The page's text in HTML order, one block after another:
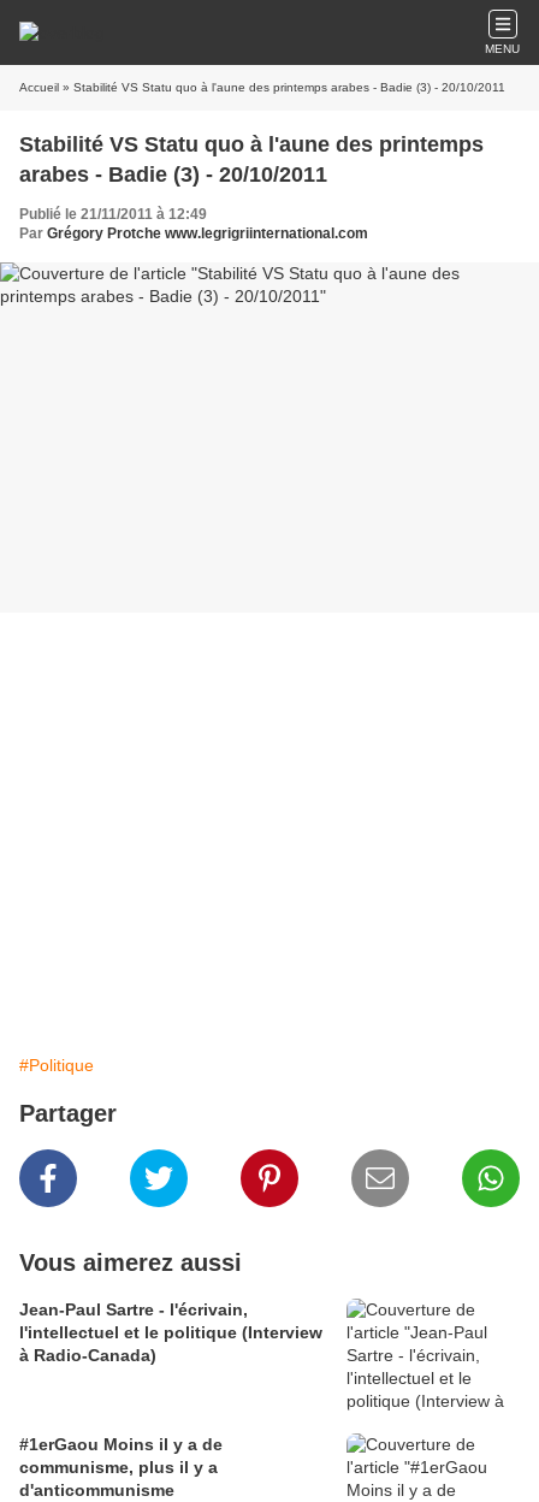
MENU
Accueil » Stabilité VS Statu quo à l'aune des printemps arabes - Badie (3) - 20/10/2011
Stabilité VS Statu quo à l'aune des printemps
arabes - Badie (3) - 20/10/2011
Publié le 21/11/2011 à 12:49
Par Grégory Protche www.legrigriinternational.com
#Politique
Partager
Vous aimerez aussi
Jean-Paul Sartre - l'écrivain,
l'intellectuel et le politique (Interview
à Radio-Canada)
#1erGaou Moins il y a de
communisme, plus il y a
d'anticommunisme